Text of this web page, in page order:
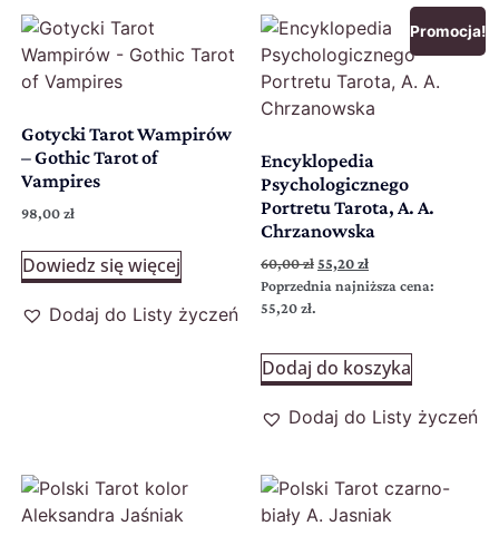
Gotycki Tarot Wampirów
– Gothic Tarot of
Vampires
98,00 zł
Dowiedz się więcej
Dodaj do Listy życzeń
Promocja!
Encyklopedia
Psychologicznego
Portretu Tarota, A. A.
Chrzanowska
60,00zł 55,20 zł
Poprzednia najniższa cena:
55,20 zł.
Dodaj do koszyka
Dodaj do Listy życzeń